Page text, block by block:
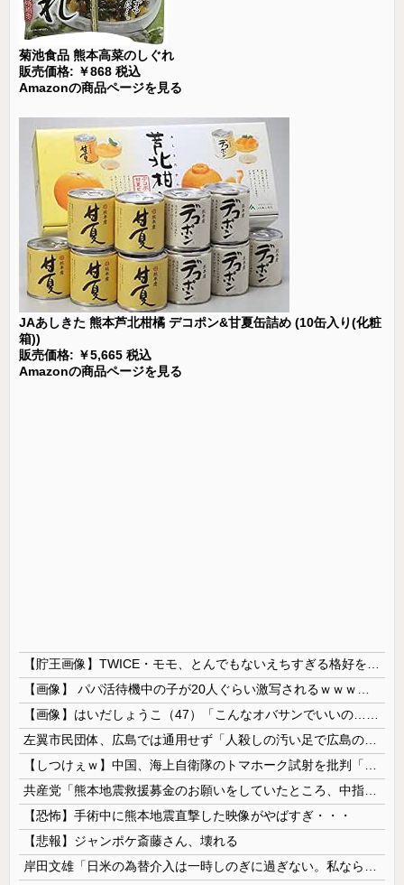
菊池食品 熊本高菜のしぐれ
販売価格: ￥868 税込
Amazonの商品ページを見る
JAあしきた 熊本芦北柑橘 デコポン&甘夏缶詰め (10缶入り(化粧
箱))
販売価格: ￥5,665 税込
Amazonの商品ページを見る
【恐怖】手術中に熊本地震直撃した映像がやばすぎ・・・
【悲報】ジャンポケ斎藤さん、壊れる